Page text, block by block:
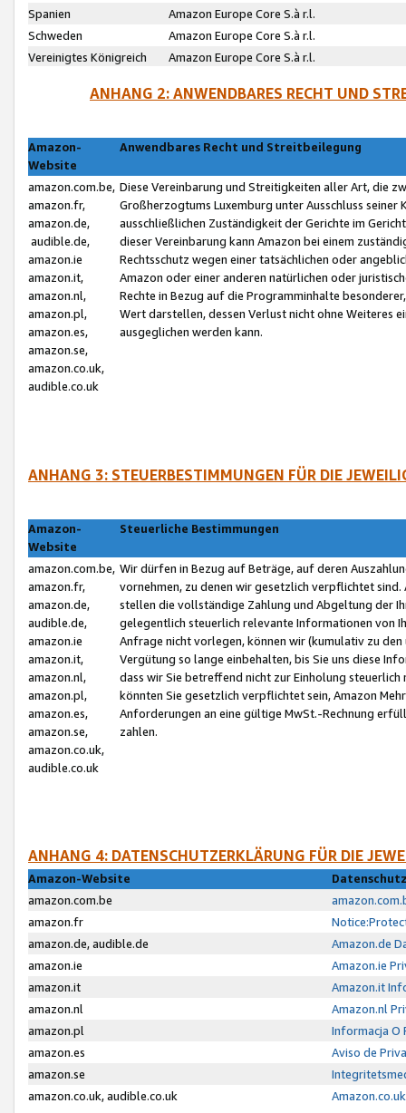
Spanien
Amazon Europe Core S.à r.l.
Schweden
Amazon Europe Core S.à r.l.
Vereinigtes Königreich
Amazon Europe Core S.à r.l.
ANHANG 2: ANWENDBARES RECHT UND
Amazon-
Website
Anwendbares Recht und Streitbeilegung
amazon.com.be,
amazon.fr,
amazon.de,
audible.de,
amazon.ie
amazon.it,
amazon.nl,
amazon.pl,
amazon.es,
amazon.se,
amazon.co.uk,
audible.co.uk
Diese Vereinbarung und Streitigkeiten aller Art, die
Großherzogtums Luxemburg unter Ausschluss
ausschließlichen Zuständigkeit der Gerichte im
dieser Vereinbarung kann Amazon bei einem
Rechtsschutz wegen einer tatsächlichen oder
Amazon oder einer anderen natürlichen oder
Rechte in Bezug auf die Programminhalte
Wert darstellen, dessen Verlust nicht ohne Weiteres
ausgeglichen werden kann.
ANHANG 3: STEUERBESTIMMUNGEN FÜR DIE
Amazon-
Website
Steuerliche Bestimmungen
amazon.com.be,
amazon.fr,
amazon.de,
audible.de,
amazon.ie
amazon.it,
amazon.nl,
amazon.pl,
amazon.es,
amazon.se,
amazon.co.uk,
audible.co.uk
Wir dürfen in Bezug auf Beträge, auf deren
vornehmen, zu denen wir gesetzlich verpflichtet
stellen die vollständige Zahlung und Abgeltung der
gelegentlich steuerlich relevante Informationen von
Anfrage nicht vorlegen, können wir (kumulativ zu
Vergütung so lange einbehalten, bis Sie uns diese
dass wir Sie betreffend nicht zur Einholung
könnten Sie gesetzlich verpflichtet sein, Amazon
Anforderungen an eine gültige MwSt.-Rechnung
zahlen.
ANHANG 4: DATENSCHUTZERKLÄRUNG FÜR DIE
Amazon-Website
amazon.com.be
amazon.fr
amazon.de, audible.de
Amazon.de
amazon.ie
Amazon.ie
amazon.it
Amazon.it
amazon.nl
Amazon.nl
amazon.pl
Informacja O
amazon.es
Aviso de
amazon.se
amazon.co.uk, audible.co.uk